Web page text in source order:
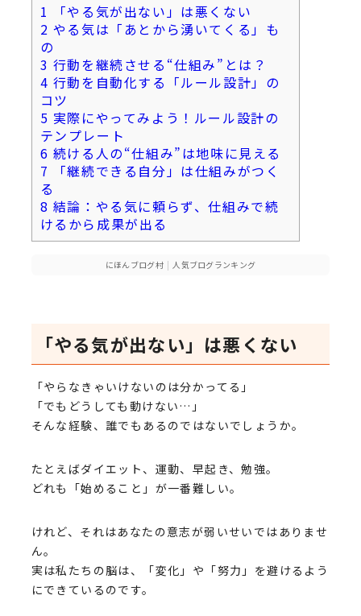
1
「やる気が出ない」は悪くない
2 やる気は「あとから湧いてくる」も
の
3 行動を継続させる“仕組み”とは？
4 行動を自動化する「ルール設計」の
コツ
5 実際にやってみよう！ルール設計の
テンプレート
6 続ける人の“仕組み”は地味に見える
7 「継続できる自分」は仕組みがつく
る
8 結論：やる気に頼らず、仕組みで続
けるから成果が出る
にほんブログ村 | 人気ブログランキング
「やる気が出ない」は悪くない
「やらなきゃいけないのは分かってる」
「でもどうしても動けない…」
そんな経験、誰でもあるのではないでしょうか。
たとえばダイエット、運動、早起き、勉強。
どれも「始めること」が一番難しい。
けれど、それはあなたの意志が弱いせいではありませ
ん。
実は私たちの脳は、「変化」や「努力」を避けるよう
にできているのです。